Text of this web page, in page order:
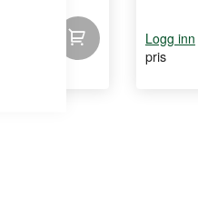
Logg inn
pris